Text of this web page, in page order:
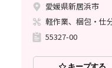
愛媛県新居浜市
軽作業、梱包・仕
55327-00